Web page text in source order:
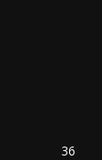
36